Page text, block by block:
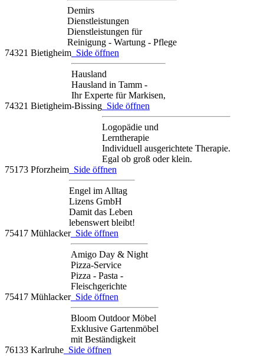
Demirs
Dienstleistungen
Dienstleistungen für
Reinigung - Wartung - Pflege
74321 Bietigheim Side öffnen
Hausland
Hausland in Tamm -
Ihr Experte für Markisen,
74321 Bietigheim-Bissing Side öffnen
Logopädie und
Lerntherapie
Individuell ausgerichtete Therapie.
Egal ob groß oder klein.
75173 Pforzheim Side öffnen
Engel im Alltag
Lizens GmbH
Damit das Leben
lebenswert bleibt!
75417 MühlackerSide öffnen
Amigo Day & Night
Pizza-Service
Pizza - Pasta -
Fleischgerichte
75417 MühlackerSide öffnen
Bloom Outdoor Möbel
Exklusive Gartenmöbel
mit Beständigkeit
76133 Karlruhe Side öffnen